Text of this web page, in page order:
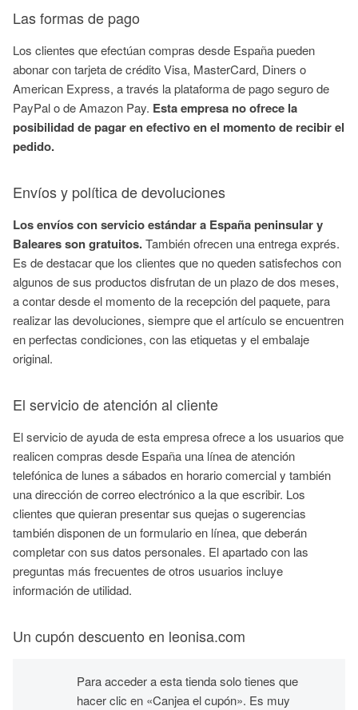
Las formas de pago
Los clientes que efectúan compras desde España pueden
abonar con tarjeta de crédito Visa, MasterCard, Diners o
American Express, a través la plataforma de pago seguro de
PayPal o de Amazon Pay. Esta empresa no ofrece la
posibilidad de pagar en efectivo en el momento de recibir el
pedido.
Envíos y política de devoluciones
Los envíos con servicio estándar a España peninsular y
Baleares son gratuitos.También ofrecen una entrega exprés.
Es de destacar que los clientes que no queden satisfechos con
algunos de sus productos disfrutan de un plazo de dos meses,
a contar desde el momento de la recepción del paquete, para
realizar las devoluciones, siempre que el artículo se encuentren
en perfectas condiciones, con las etiquetas y el embalaje
original.
El servicio de atención al cliente
El servicio de ayuda de esta empresa ofrece a los usuarios que
realicen compras desde España una línea de atención
telefónica de lunes a sábados en horario comercial y también
una dirección de correo electrónico a la que escribir. Los
clientes que quieran presentar sus quejas o sugerencias
también disponen de un formulario en línea, que deberán
completar con sus datos personales. El apartado con las
preguntas más frecuentes de otros usuarios incluye
información de utilidad.
Un cupón descuento en leonisa.com
Para acceder a esta tienda solo tienes que
hacer clic en «Canjea el cupón». Es muy